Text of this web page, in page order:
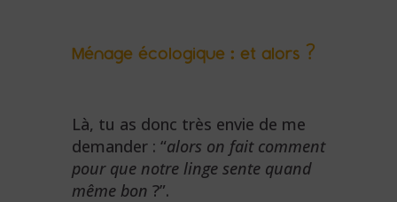
Ménage écologique : et alors ?
Là, tu as donc très envie de me
demander : “alors on fait comment
pour que notre linge sente quand
même bon ?”.